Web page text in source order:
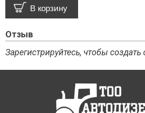
Отзыв
Зарегистрируйтесь, чтобы создать